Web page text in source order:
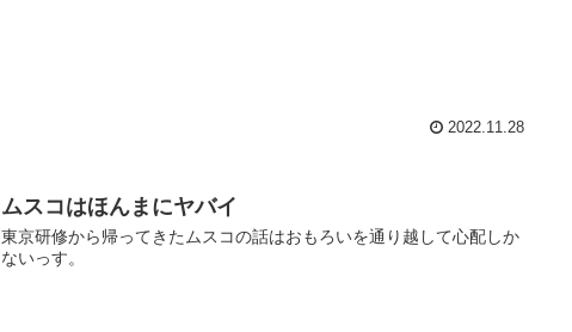
2022.11.28
ムスコはほんまにヤバイ
東京研修から帰ってきたムスコの話はおもろいを通り越して心配しか
ないっす。